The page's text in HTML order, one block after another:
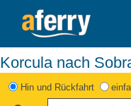
Korcula nach
Hin und Rückfahrt